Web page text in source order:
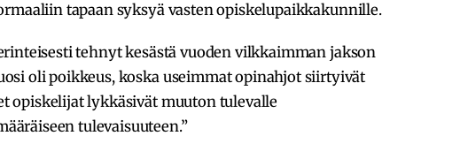
tapaan syksyä vasten opiskelupaikkakunnille.
tehnyt kesästä vuoden vilkkaimman jakson
oli poikkeus, koska useimmat opinahjot siirtyivät
opiskelijat lykkäsivät muuton tulevalle
tulevaisuuteen.”